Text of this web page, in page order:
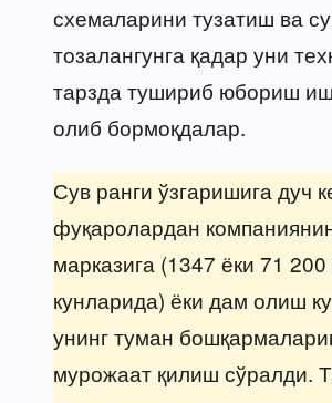
схемаларини тузатиш ва
тозалангунга қадар уни
тарзда тушириб юбориш
олиб бормоқдалар.
Сув ранги ўзгаришига дуч
фуқаролардан
марказига (1347 ёки 71
кунларида) ёки дам олиш
унинг туман
мурожаат қилиш сўралди.